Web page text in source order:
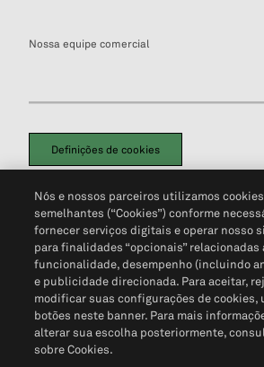
Nossa equipe comercial
Definições de cookies
Política de PrivacidadePortal de privacidade do
Não Venda Minhas Informações Pessoais©
Nós e nossos parceiros utilizamos
semelhantes (“Cookies”) conforme
fornecer serviços digitais e operar nosso
para finalidades “opcionais” relacionadas
funcionalidade, desempenho (incluindo
e publicidade direcionada. Para aceitar,
modificar suas configurações de cookies,
botões neste banner. Para mais
alterar sua escolha posteriormente,
sobre Cookies.